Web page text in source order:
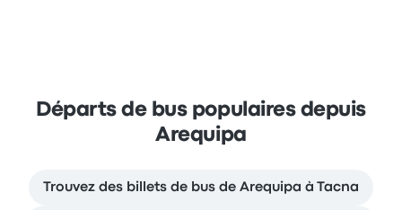
Départs de bus populaires depuis
Arequipa
Trouvez des billets de bus de Arequipa à Tacna